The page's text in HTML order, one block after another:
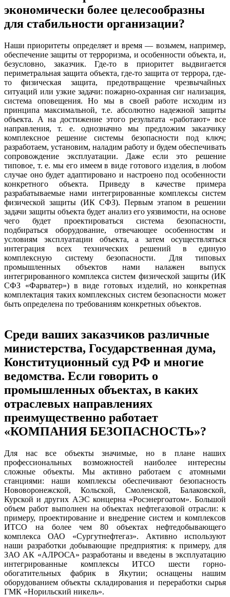
экономически более целесообразны
для стабильности организации?
Наши приоритеты определяет и время — возьмем, например,
обеспечение защиты от терроризма, и особенности объекта, и,
безусловно, заказчик. Где-то в приоритет выдвигается
периметральная защита объекта, где-то защита от террора, где-
то физическая защита, предотвращение чрезвычайных
ситуаций или узкие задачи: пожарно-охранная сиг нализация,
система оповещения. Но мы в своей работе исходим из
принципа максимальной, т.е. абсолютно надежной защиты
объекта. А на достижение этого результата «работают» все
направления, т. е. однозначно мы предложим заказчику
комплексное решение системы безопасности под ключ;
разработаем, установим, наладим работу и будем обеспечивать
сопровождение эксплуатации. Даже если это решение
типовое, т. е. мы его имеем в виде готового изделия, в любом
случае оно будет адаптировано и настроено под особенности
конкретного объекта. Приведу в качестве примера
разрабатываемые нами интегрированные комплексы систем
физической защиты (ИК СФЗ). Первым этапом в решении
задачи защиты объекта будет анализ его уязвимости, на основе
чего будет проектироваться система безопасности,
подбираться оборудование, отвечающее особенностям и
условиям эксплуатации объекта, а затем осуществляться
интеграция всех технических решений в единую
комплексную систему безопасности. Для типовых
промышленных объектов нами налажен выпуск
интегрированного комплекса систем физической защиты (ИК
СФЗ «Фарватер») в виде готовых изделий, но конкретная
комплектация таких комплексных систем безопасности может
быть определена по требованиям конкретных объектов.
Среди ваших заказчиков различные
министерства, Государственная дума,
Конституционный суд РФ и многие
ведомства. Если говорить о
промышленных объектах, в каких
отраслевых направлениях
преимущественно работает
«КОМПАНИЯ БЕЗОПАСНОСТЬ»?
Для нас все объекты значимые, но в плане наших
профессиональных возможностей наиболее интересны
сложные объекты. Мы активно работаем с атомными
станциями: наши комплексы обеспечивают безопасность
Нововоронежской, Кольской, Смоленской, Балаковской,
Курской и других АЭС концерна «Росэнергоатом». Большой
объем работ выполнен на объектах нефтегазовой отрасли: к
примеру, проектирование и внедрение систем и комплексов
ИТСО на более чем 80 объектах нефтедобывающего
комплекса ОАО «Сургутнефтегаз». Активно используют
наши разработки добывающие предприятия: к примеру, для
ЗАО АК «АЛРОСА» разработаны и введены в эксплуатацию
интегрированные комплексы ИТСО шести горно-
обогатительных фабрик в Якутии; оснащены нашим
оборудованием объекты складирования и переработки сырья
ГМК «Норильский никель».